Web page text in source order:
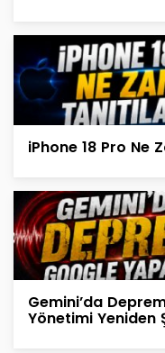
iPhone 18 Pro Ne
Gemini’da
Yönetimi Yeniden